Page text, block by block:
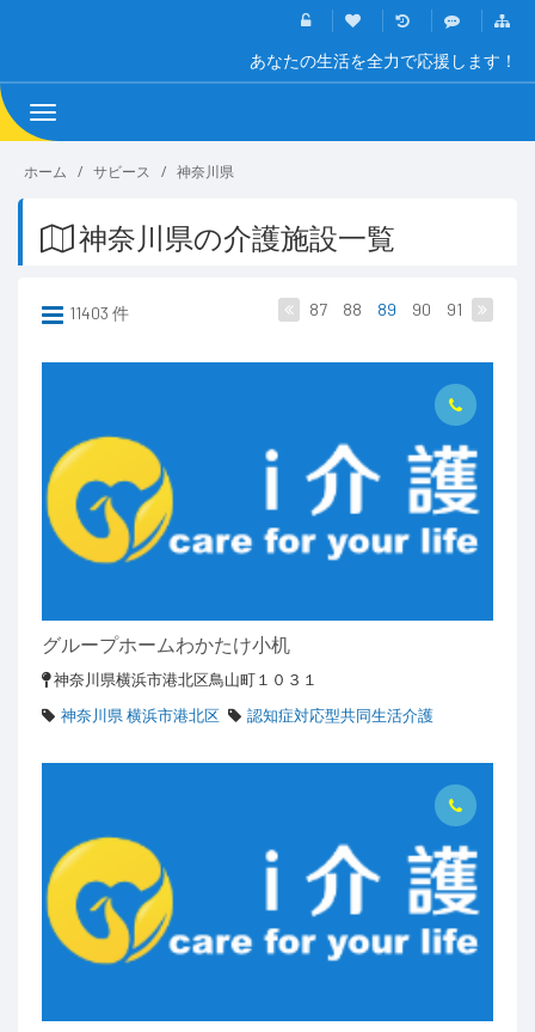
あなたの生活を全力で応援します！
Toggle
navigation
ホーム サビース 神奈川県
神奈川県の介護施設一覧
11403 件 87 88 89 90 91
グループホームわかたけ小机
神奈川県横浜市港北区鳥山町１０３１
神奈川県 横浜市港北区
認知症対応型共同生活介護